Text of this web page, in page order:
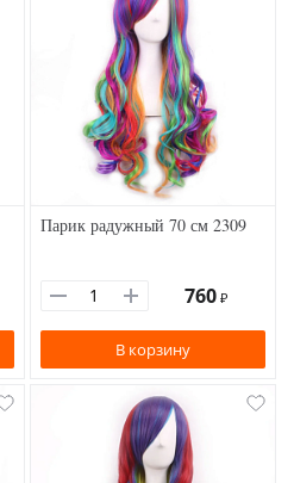
Парик радужный 70 см 2309
760 ₽
В корзину